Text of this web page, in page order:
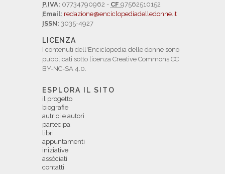
P.IVA: 07734790962 - CF 97562510152
Email: redazione@enciclopediadelledonne.it
ISSN: 3035-4927
LICENZA
I contenuti dell'Enciclopedia delle donne sono
pubblicati sotto licenza Creative Commons CC
BY-NC-SA 4.0.
ESPLORA IL SITO
il progetto
biografie
autrici e autori
partecipa
libri
appuntamenti
iniziative
assòciati
contatti